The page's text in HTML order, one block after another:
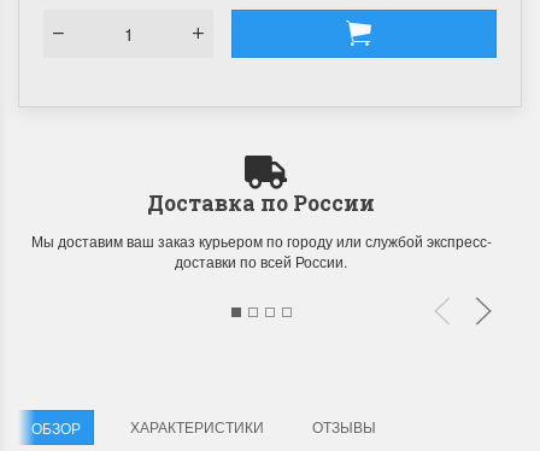
Доставка по России
Мы доставим ваш заказ курьером по городу или службой экспресс-
доставки по всей России.
ОБЗОР ХАРАКТЕРИСТИКИ ОТЗЫВЫ